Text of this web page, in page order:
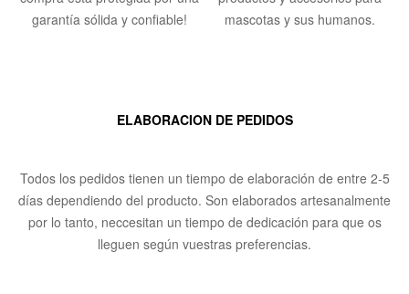
garantía sólida y confiable!
mascotas y sus humanos.
ELABORACION DE PEDIDOS
Todos los pedidos tienen un tiempo de elaboración de entre 2-5
días dependiendo del producto. Son elaborados artesanalmente
por lo tanto, neccesitan un tiempo de dedicación para que os
lleguen según vuestras preferencias.